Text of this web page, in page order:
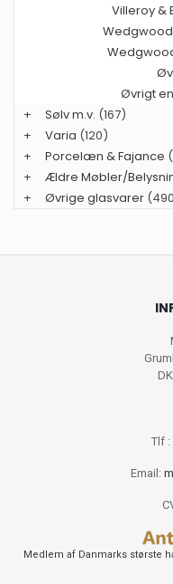
Villeroy &
Øvrigt
+
Sølv m.v. (167)
+
Varia (120)
+
Porcelæn & Fajance
+
Ældre Møbler/
+
Øvrige glasvarer
Tlf :
Email:
Medlem af Danmarks største